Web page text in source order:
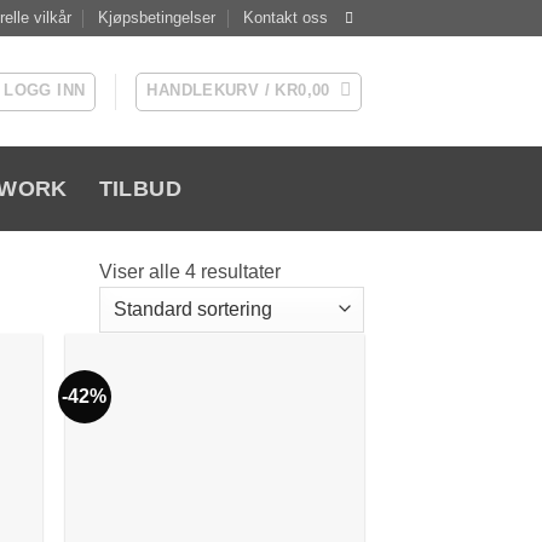
vilkår Kjøpsbetingelser Kontakt oss
LOGG INN HANDLEKURV / KR0,00
TILBUD
Viser alle 4 resultater
-42%